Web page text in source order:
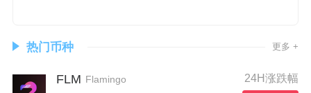
热门币种 更多 +
FLM Flamingo 24H涨跌幅